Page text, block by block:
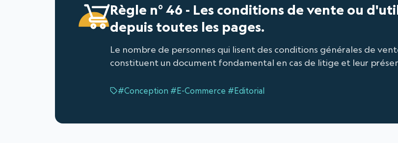
Règle n° 46 - Les conditions de vente ou
depuis toutes les pages.
Le nombre de personnes qui lisent des conditions générales de
constituent un document fondamental en cas de litige et leur
#Conception #E-Commerce #Editorial